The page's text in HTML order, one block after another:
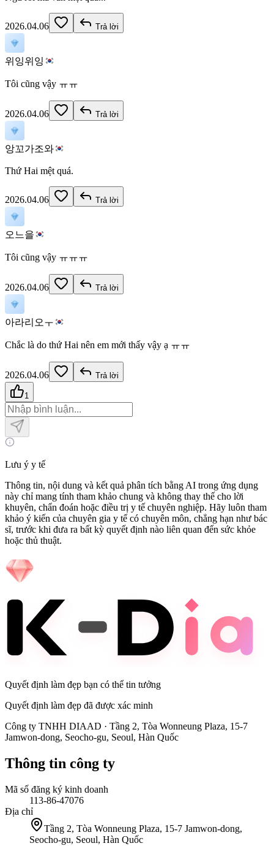
2026.04.06 Trả lời
위잉위잉
Tôi cũng vậy ㅠㅠ
2026.04.06 Trả lời
앙꼬가조와
Thứ Hai mệt quá.
2026.04.06 Trả lời
오느을
Tôi cũng vậy ㅠㅠㅠ
2026.04.06 Trả lời
아라리오ㅜ
Chắc là do thứ Hai nên em mới thấy vậy ạ ㅠㅠ
2026.04.06 Trả lời
1
Lưu ý y tế
Thông tin, nội dung và kết quả phân tích bằng AI trong ứng dụng
này chỉ mang tính tham khảo chung và không thay thế cho lời
khuyên, chẩn đoán hoặc điều trị y tế chuyên nghiệp. Hãy luôn tham
khảo ý kiến của chuyên gia y tế có chuyên môn, chẳng hạn như bác
sĩ, trước khi đưa ra bất kỳ quyết định nào liên quan đến sức khỏe
hoặc thủ thuật.
Quyết định làm đẹp bạn có thể tin tưởng
Quyết định làm đẹp đã được xác minh
Công ty TNHH DIAAD · Tầng 2, Tòa Wonneung Plaza, 15-7
Jamwon-dong, Seocho-gu, Seoul, Hàn Quốc
Thông tin công ty
Mã số đăng ký kinh doanh
113-86-47076
Địa chỉ
Tầng 2, Tòa Wonneung Plaza, 15-7 Jamwon-dong,
Seocho-gu, Seoul, Hàn Quốc